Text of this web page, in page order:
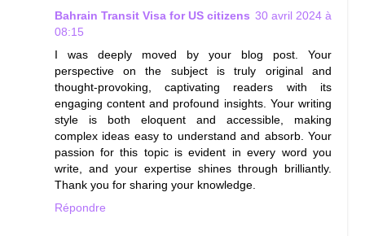
Bahrain Transit Visa for US citizens 30 avril 2024 à
08:15
I was deeply moved by your blog post. Your
perspective on the subject is truly original and
thought-provoking, captivating readers with its
engaging content and profound insights. Your writing
style is both eloquent and accessible, making
complex ideas easy to understand and absorb. Your
passion for this topic is evident in every word you
write, and your expertise shines through brilliantly.
Thank you for sharing your knowledge.
Répondre